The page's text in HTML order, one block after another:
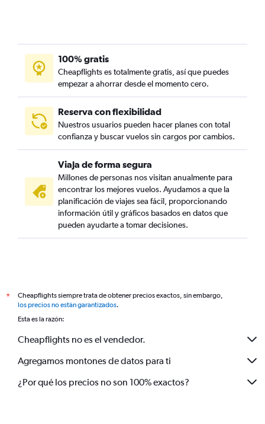
100% gratis
Cheapflights es totalmente gratis, así que puedes
empezar a ahorrar desde el momento cero.
Reserva con flexibilidad
Nuestros usuarios pueden hacer planes con total
confianza y buscar vuelos sin cargos por cambios.
Viaja de forma segura
Millones de personas nos visitan anualmente para
encontrar los mejores vuelos. Ayudamos a que la
planificación de viajes sea fácil, proporcionando
información útil y gráficos basados en datos que
pueden ayudarte a tomar decisiones.
*
Cheapflights siempre trata de obtener precios exactos, sin embargo,
los precios no están garantizados.
Esta es la razón:
Cheapflights no es el vendedor.
Agregamos montones de datos para ti
¿Por qué los precios no son 100% exactos?